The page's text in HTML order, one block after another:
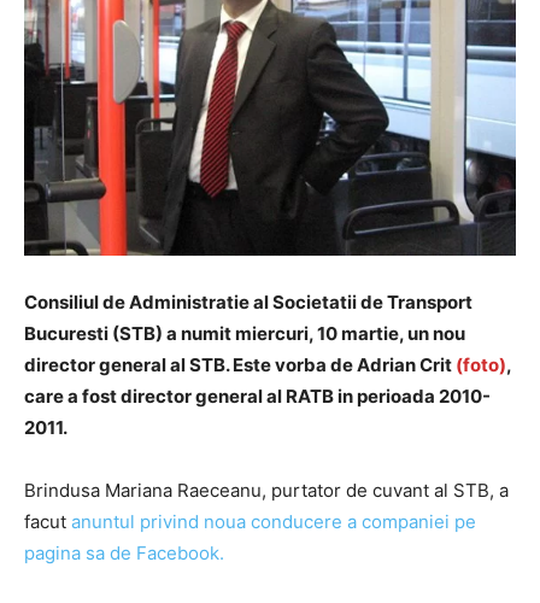
Consiliul de Administratie al Societatii de Transport
Bucuresti (STB) a numit miercuri, 10 martie, un nou
director general al STB. Este vorba de Adrian Crit (foto),
care a fost director general al RATB in perioada 2010-
2011.
Brindusa Mariana Raeceanu, purtator de cuvant al STB, a
facut anuntul privind noua conducere a companiei pe
pagina sa de Facebook.